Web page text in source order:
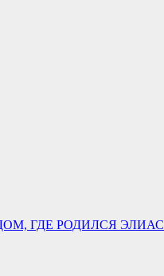
ГДЕ РОДИЛСЯ ЭЛИАС